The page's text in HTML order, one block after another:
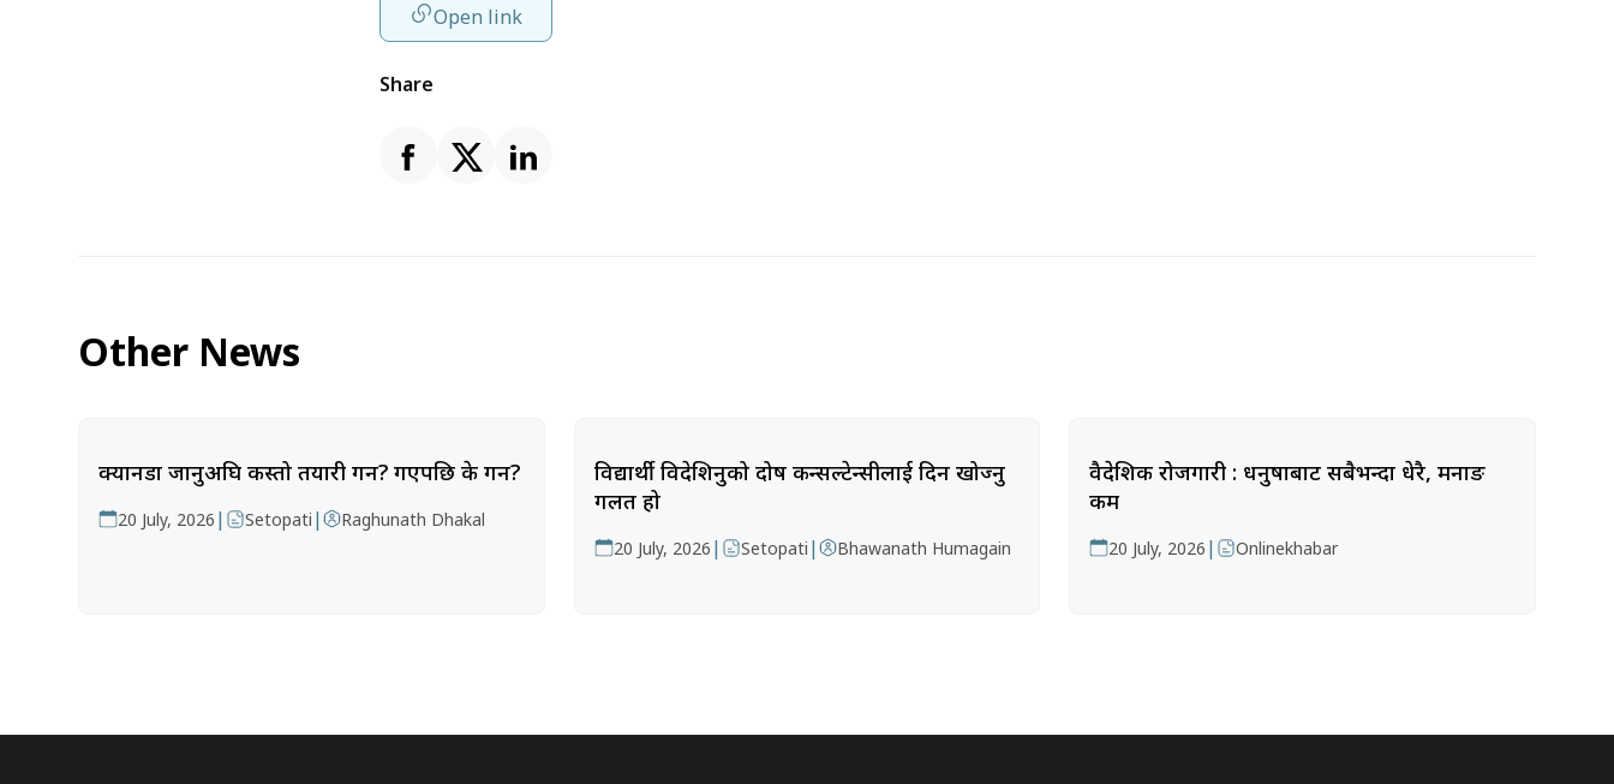
Open link
Share
Other News
क्यानडा जानुअघि कस्तो तयारी गर्ने? गएपछि के गर्ने?
20 July, 2026 | Setopati | Raghunath Dhakal
विद्यार्थी विदेशिनुको दोष कन्सल्टेन्सीलाई दिन खोज्नु
गलत हो
20 July, 2026 | Setopati | Bhawanath Humagain
वैदेशिक रोजगारी : धनुषाबाट सबैभन्दा धेरै, मनाङ
कम
20 July, 2026 | Onlinekhabar